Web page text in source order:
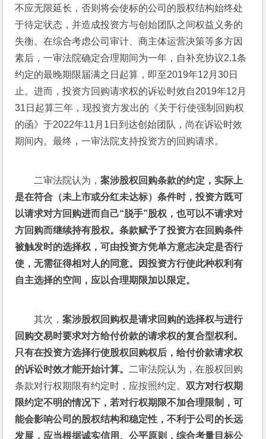
不应无限延长，否则将会使标的公司的股权结构始终处
于待定状态，并造成投资方与创始团队之间权益义务的
失衡。在综合考虑公司审计、商主体运营决策等多方因
素后，一审法院确定合理期间为一年，自补充协议2.1条
约定的最晚期限届满之日起算，即至2019年12月30日
止。进而，投资方回购请求权的诉讼时效自2019年12月
31日起算三年，现投资方发出的《关于行使强制回购权
的函》于2022年11月1日到达创始团队，尚在诉讼时效
期间内。最终，一审法院支持投资方的回购请求。
二审法院认为，案涉股权回购条款的约定，实际上
是在符合（未上市或分红未达标）条件时，投资方既可
以请求对方回购进而自己“脱手”股权，也可以不请求对
方回购而继续持有股权。条款赋予了投资方在回购条件
被触发时的选择权，可由投资方凭单方意志决定是否行
使，无需征得相对人的同意。因投资方行使此种权利有
自主选择的空间，应以合理期限加以限定。
其次，案涉股权回购权是请求回购的选择权与进行
回购交易时要求对方给付价款的请求权的复合型权利。
只有在投资方选择行使股权回购权后，给付价款请求权
的诉讼时效才能开始计算。 二审法院认为，在股权回购
条款对行权期限有约定时，应按照约定。双方对行权期
限约定不明的情况下，若对行权期限不加合理限制，可
能会影响公司的股权结构和稳定性，不利于公司的长远
发展，应当根据诚实信用、公平原则，综合考量目标公